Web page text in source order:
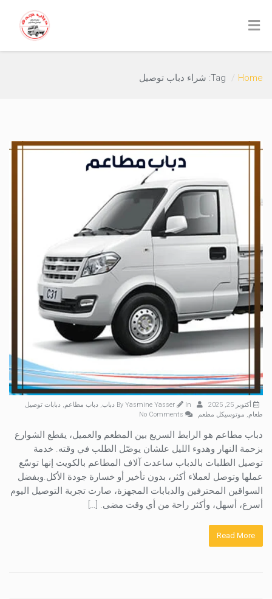
Home Tag: شراء دباب توصيل
أكتوبر 25, 2025 Yasmine Yasser In دباب, دباب مطاعم, دبابات توصيل
طعام, موتوسيكل مطعم
دباب مطاعم هو الرابط السريع بين المطعم والعميل، يقطع الشوارع
بزحمة النهار وهدوء الليل علشان يوصّل الطلب في وقته. خدمة
توصيل الطلبات بالدباب ساعدت آلاف المطاعم بالكويت إنها توسّع
عملها وتوصل لعملاء أكثر، بدون تأخير أو خسارة جودة الأكل.وبفضل
السواقين المحترفين والدبابات المجهزة، صارت تجربة التوصيل اليوم
أسرع، أسهل، وأكثر راحة من أي وقت مضى. […]
Read More